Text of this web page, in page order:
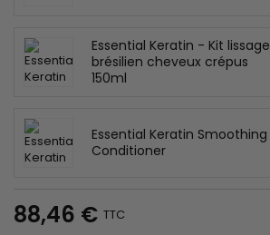
Essential Keratin - Kit lissage
brésilien cheveux crépus
150ml
Essential Keratin Smoothing
Conditioner
88,46 € TTC